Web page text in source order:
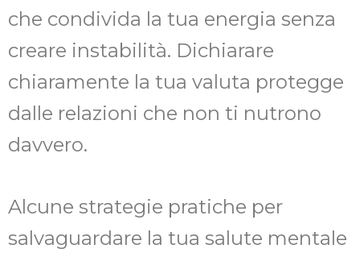
che condivida la tua energia senza
creare instabilità. Dichiarare
chiaramente la tua valuta protegge
dalle relazioni che non ti nutrono
davvero.
Alcune strategie pratiche per
salvaguardare la tua salute mentale